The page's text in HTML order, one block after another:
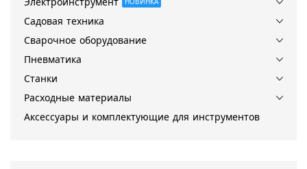
НОВИНКА
Садовая техника
Сварочное оборудование
Пневматика
Станки
Расходные материалы
Аксессуары и комплектующие для инструментов